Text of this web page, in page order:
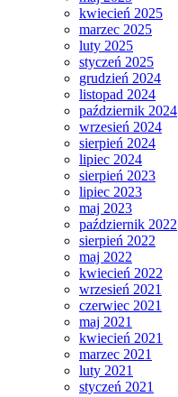
kwiecień 2025
marzec 2025
luty 2025
styczeń 2025
grudzień 2024
listopad 2024
październik 2024
wrzesień 2024
sierpień 2024
lipiec 2024
sierpień 2023
lipiec 2023
maj 2023
październik 2022
sierpień 2022
maj 2022
kwiecień 2022
wrzesień 2021
czerwiec 2021
maj 2021
kwiecień 2021
marzec 2021
luty 2021
styczeń 2021